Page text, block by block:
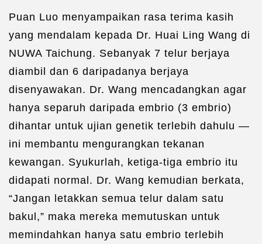
Puan Luo menyampaikan rasa terima kasih
yang mendalam kepada Dr. Huai Ling Wang di
NUWA Taichung. Sebanyak 7 telur berjaya
diambil dan 6 daripadanya berjaya
disenyawakan. Dr. Wang mencadangkan agar
hanya separuh daripada embrio (3 embrio)
dihantar untuk ujian genetik terlebih dahulu —
ini membantu mengurangkan tekanan
kewangan. Syukurlah, ketiga-tiga embrio itu
didapati normal. Dr. Wang kemudian berkata,
“Jangan letakkan semua telur dalam satu
bakul,” maka mereka memutuskan untuk
memindahkan hanya satu embrio terlebih